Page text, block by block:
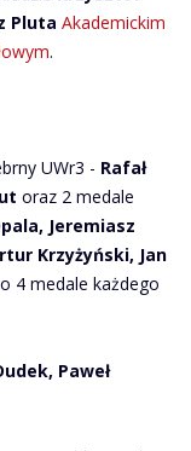
Pluta Akademickim
.
UWr3 - Rafał
oraz 2 medale
Jeremiasz
Krzyżyński, Jan
4 medale każdego
Paweł